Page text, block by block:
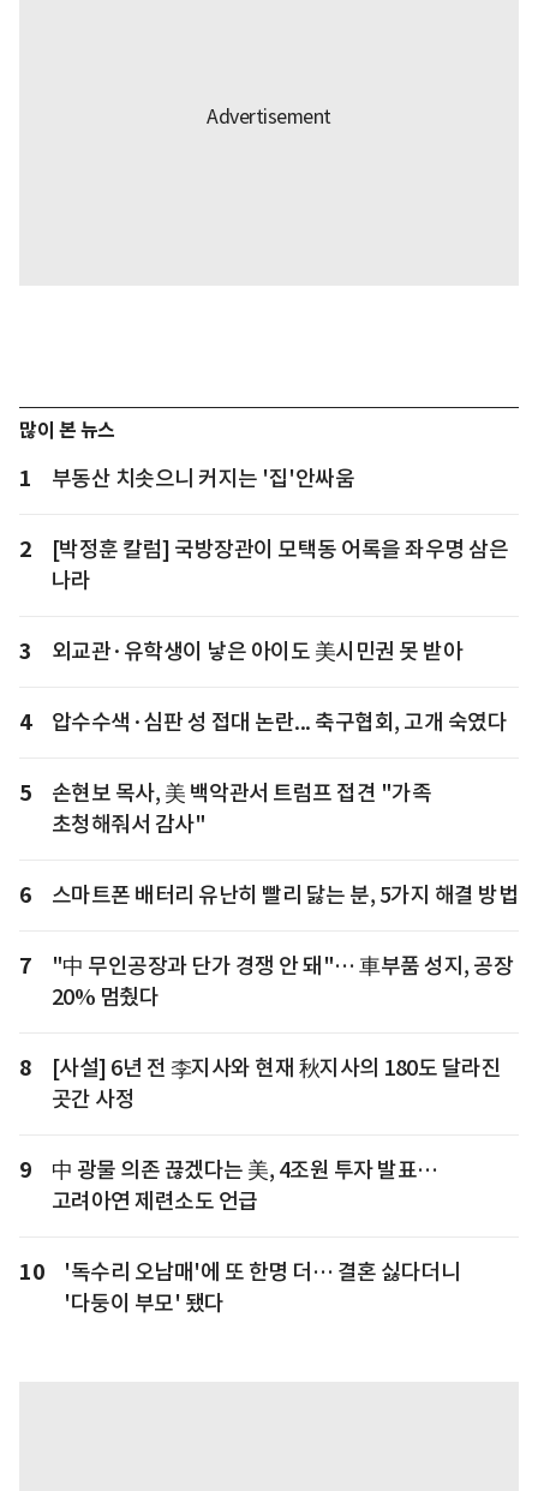
많이 본 뉴스
1 부동산 치솟으니 커지는 '집'안싸움
2
[박정훈 칼럼] 국방장관이 모택동 어록을 좌우명 삼은
나라
3 외교관·유학생이 낳은 아이도 美시민권 못 받아
4 압수수색·심판 성 접대 논란... 축구협회, 고개 숙였다
5
손현보 목사, 美 백악관서 트럼프 접견 "가족
초청해줘서 감사"
6 스마트폰 배터리 유난히 빨리 닳는 분, 5가지 해결 방법
7
"中 무인공장과 단가 경쟁 안 돼"… 車부품 성지, 공장
20% 멈췄다
8
[사설] 6년 전 李지사와 현재 秋지사의 180도 달라진
곳간 사정
9
中 광물 의존 끊겠다는 美, 4조원 투자 발표…
고려아연 제련소도 언급
10
'독수리 오남매'에 또 한명 더… 결혼 싫다더니
'다둥이 부모' 됐다